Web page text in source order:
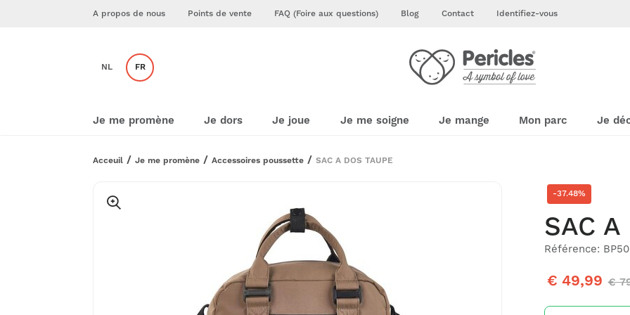
A propos de nous Points de vente FAQ (Foire aux questions) Blog Contact Identifiez-vous
NL FR
Je me promène Je dors Je joue Je me soigne Je mange Mon parc Je
Acceuil Je me promène Accessoires poussette SAC A DOS TAUPE
-37.48%
SAC A
Référence:
€ 49,99 €